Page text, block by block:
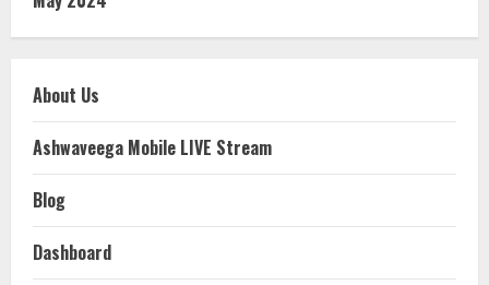
About Us
Ashwaveega Mobile LIVE Stream
Blog
Dashboard